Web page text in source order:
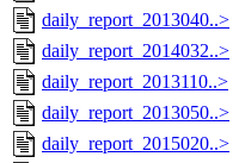
daily_report_2013040..>
daily_report_2014032..>
daily_report_2013110..>
daily_report_2013050..>
daily_report_2015020..>